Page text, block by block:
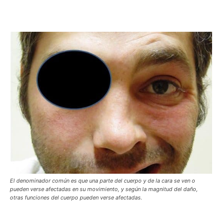
El denominador común es que una parte del cuerpo y de la cara se ven o
pueden verse afectadas en su movimiento, y según la magnitud del daño,
otras funciones del cuerpo pueden verse afectadas.